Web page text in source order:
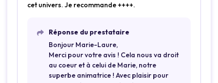
cet univers. Je recommande ++++.
Réponse du prestataire
Bonjour Marie-Laure,
Merci pour votre avis ! Cela nous va droit
au coeur et à celui de Marie, notre
superbe animatrice ! Avec plaisir pour